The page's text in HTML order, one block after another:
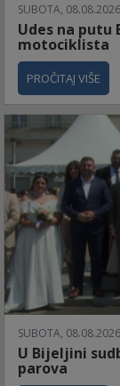
SUBOTA,
Udes na putu
motociklista
PROČITAJ VIŠE
SUBOTA,
U Bijeljini
parova